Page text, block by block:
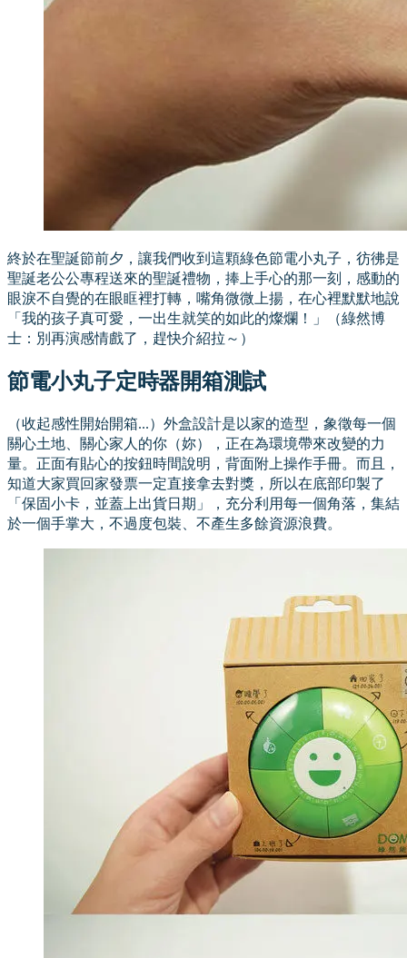
終於在聖誕節前夕，讓我們收到這顆綠色節電小丸子，彷彿是
聖誕老公公專程送來的聖誕禮物，捧上手心的那一刻，感動的
眼淚不自覺的在眼眶裡打轉，嘴角微微上揚，在心裡默默地說
「我的孩子真可愛，一出生就笑的如此的燦爛！」（綠然博
士：別再演感情戲了，趕快介紹拉～）
節電小丸子定時器開箱測試
（收起感性開始開箱...）外盒設計是以家的造型，象徵每一個
關心土地、關心家人的你（妳），正在為環境帶來改變的力
量。正面有貼心的按鈕時間說明，背面附上操作手冊。而且，
知道大家買回家發票一定直接拿去對獎，所以在底部印製了
「保固小卡，並蓋上出貨日期」，充分利用每一個角落，集結
於一個手掌大，不過度包裝、不產生多餘資源浪費。